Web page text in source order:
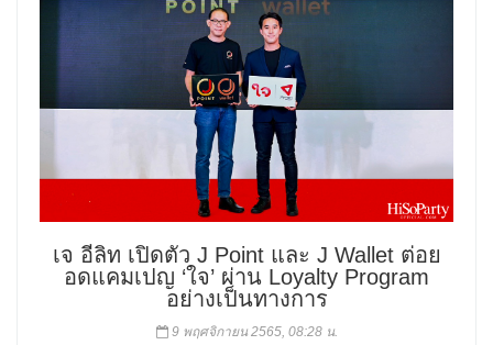
เจ อีลิท เปิดตัว J Point และ J Wallet ต่อย
อดแคมเปญ ‘ใจ’ ผ่าน Loyalty Program
อย่างเป็นทางการ
9 พฤศจิกายน 2565, 08:28 น.